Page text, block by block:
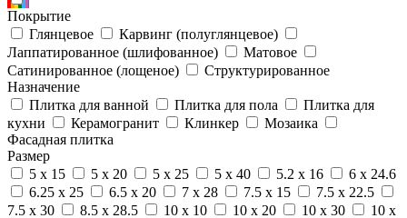
Покрытие
Глянцевое
Карвинг (полуглянцевое)
Лаппатированное (шлифованное)
Матовое
Сатинированное (лощеное)
Структурированное
Назначение
Плитка для ванной
Плитка для пола
Плитка для
кухни
Керамогранит Клинкер
Мозаика
Фасадная плитка
Размер
5 x 15
5 x 20 5 x 25 5 x 40 5.2 x 16
6 x 24.6
6.25 x 25
6.5 x 20 7 x 28 7.5 x 15
7.5 x 22.5
7.5 x 30
8.5 x 28.5 10 x 10 10 x 20 10 x 30 10 x